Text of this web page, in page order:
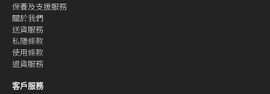
保養及支援服務
關於我們
送貨服務
私隱條款
使用條款
退貨服務
客戶服務